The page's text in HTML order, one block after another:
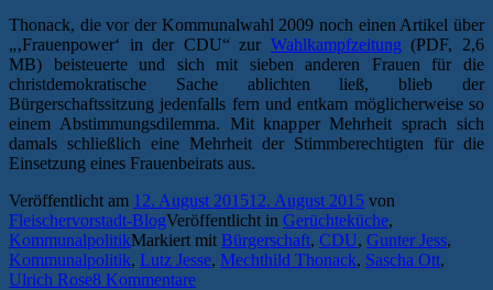
Thonack, die vor der Kommunalwahl 2009 noch einen Artikel über
„‚Frauenpower‘ in der CDU“ zur Wahlkampfzeitung (PDF, 2,6
MB) beisteuerte und sich mit sieben anderen Frauen für die
christdemokratische Sache ablichten ließ, blieb der
Bürgerschaftssitzung jedenfalls fern und entkam möglicherweise so
einem Abstimmungsdilemma. Mit knapper Mehrheit sprach sich
damals schließlich eine Mehrheit der Stimmberechtigten für die
Einsetzung eines Frauenbeirats aus.
Veröffentlicht am 12. August 201512. August 2015 von
Fleischervorstadt-BlogVeröffentlicht in Gerüchteküche,
KommunalpolitikMarkiert mit Bürgerschaft, CDU, Gunter Jess,
Kommunalpolitik, Lutz Jesse, Mechthild Thonack, Sascha Ott,
Ulrich Rose8 Kommentare